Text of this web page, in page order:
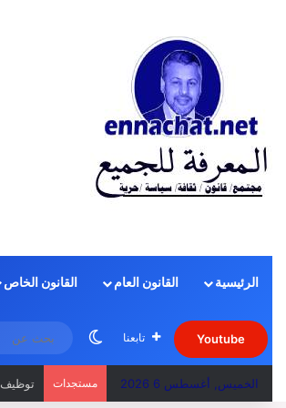
الرئيسية القانون العام القانون الخاص
Youtube تابعنا الوضع المظلم
الخميس, أغسطس 6 2026 مستجدات توظيف 40 مساعدا تقنيا في وزارة الصحة